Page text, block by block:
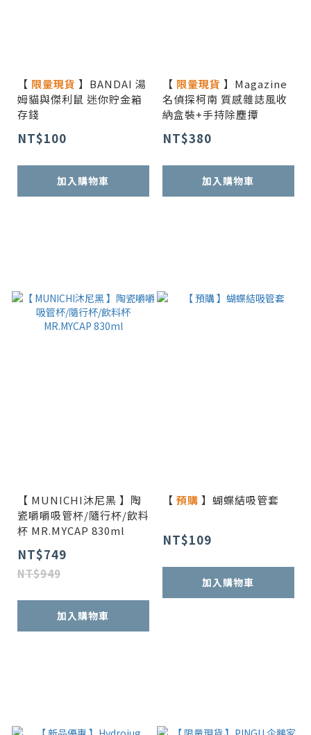
【 限量現貨 】BANDAI 湯
姆貓與傑利鼠 迷你貯金箱
存錢
NT$100
加入購物車
【 限量現貨 】Magazine
名偵探柯南 質感雜誌風收
納盒裝+手持除塵撢
NT$380
加入購物車
【 MUNICHI沐尼黑 】陶
瓷嚼嚼吸管杯/隨行杯/飲料
杯 MR.MYCAP 830ml
NT$749
NT$949
加入購物車
【 預購 】蝴蝶結吸管套
NT$109
加入購物車